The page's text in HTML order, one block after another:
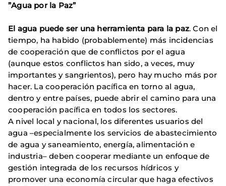
”Agua por la Paz”
El agua puede ser una herramienta para la paz. Con el
tiempo, ha habido (probablemente) más incidencias
de cooperación que de conflictos por el agua
(aunque estos conflictos han sido, a veces, muy
importantes y sangrientos), pero hay mucho más por
hacer. La cooperación pacífica en torno al agua,
dentro y entre países, puede abrir el camino para una
cooperación pacífica en todos los sectores.
A nivel local y nacional, los diferentes usuarios del
agua –especialmente los servicios de abastecimiento
de agua y saneamiento, energía, alimentación e
industria– deben cooperar mediante un enfoque de
gestión integrada de los recursos hídricos y
promover una economía circular que haga efectivos